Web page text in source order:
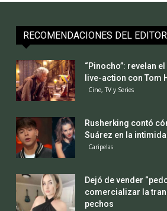
RECOMENDACIONES DEL EDITOR
“Pinocho”: revelan
live-action con Tom
Cine, TV y Series
Rusherking contó
Suárez en la
Caripelas
Dejó de vender
comercializar la
pechos